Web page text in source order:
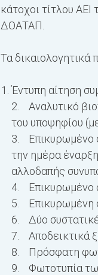
κάτοχοι τίτλου
ΔΟΑΤΑΠ.
Τα δικαιολογητικά
Έντυπη αίτηση
2. Αναλυτικό
του υποψηφίου
3. Επικυρωμένο
την ημέρα
αλλοδαπής
4. Επικυρωμένο
5. Επικυρωμένη
6. Δύο
7. Αποδεικτικά
8. Πρόσφατη
9. Φωτοτυπία